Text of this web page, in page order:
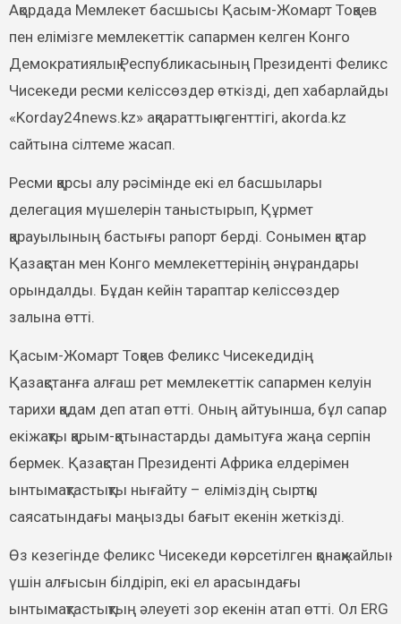
Ақордада Мемлекет басшысы Қасым-Жомарт Тоқаев
пен елімізге мемлекеттік сапармен келген Конго
Демократиялық Республикасының Президенті Феликс
Чисекеди ресми келіссөздер өткізді, деп хабарлайды
«Korday24news.kz» ақпараттық агенттігі, akorda.kz
сайтына сілтеме жасап.
Ресми қарсы алу рәсімінде екі ел басшылары
делегация мүшелерін таныстырып, Құрмет
қарауылының бастығы рапорт берді. Сонымен қатар
Қазақстан мен Конго мемлекеттерінің әнұрандары
орындалды. Бұдан кейін тараптар келіссөздер
залына өтті.
Қасым-Жомарт Тоқаев Феликс Чисекедидің
Қазақстанға алғаш рет мемлекеттік сапармен келуін
тарихи қадам деп атап өтті. Оның айтуынша, бұл сапар
екіжақты қарым-қатынастарды дамытуға жаңа серпін
бермек. Қазақстан Президенті Африка елдерімен
ынтымақтастықты нығайту – еліміздің сыртқы
саясатындағы маңызды бағыт екенін жеткізді.
Өз кезегінде Феликс Чисекеди көрсетілген қонақжайлық
үшін алғысын білдіріп, екі ел арасындағы
ынтымақтастықтың әлеуеті зор екенін атап өтті. Ол ERG